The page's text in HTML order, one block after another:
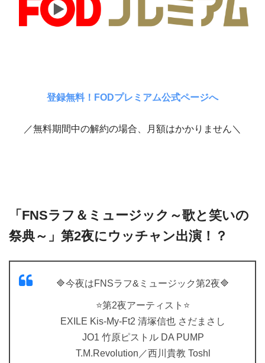
登録無料！FODプレミアム公式ページへ
／無料期間中の解約の場合、月額はかかりません＼
「FNSラフ＆ミュージック～歌と笑いの
祭典～」第2夜にウッチャン出演！？
🔷今夜はFNSラフ&ミュージック第2夜🔷
⭐️第2夜アーティスト⭐️
EXILE Kis-My-Ft2 清塚信也 さだまさし
JO1 竹原ピストル DA PUMP
T.M.Revolution／西川貴教 Toshl